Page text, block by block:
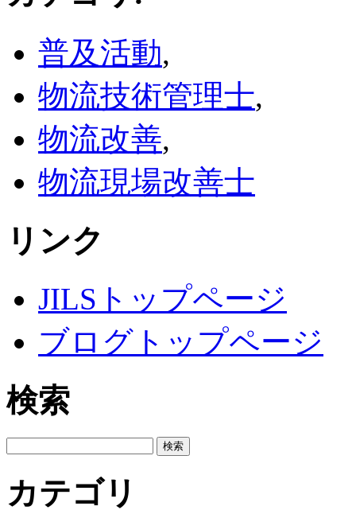
普及活動,
物流技術管理士,
物流改善,
物流現場改善士
リンク
JILSトップページ
ブログトップページ
検索
カテゴリ